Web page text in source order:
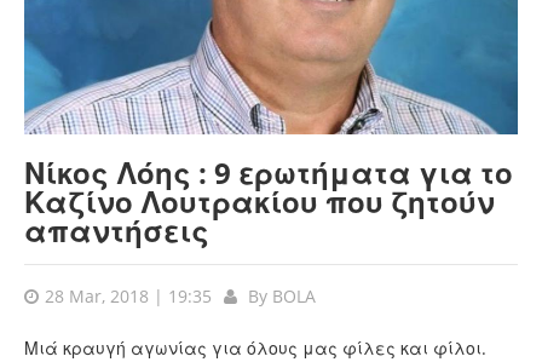
Νίκος Λόης : 9 ερωτήματα για το
Καζίνο Λουτρακίου που ζητούν
απαντήσεις
28 Mar, 2018 | 19:35 By BOLA
Μιά κραυγή αγωνίας για όλους μας φίλες και φίλοι.